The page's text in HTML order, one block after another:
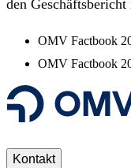
den
OMV Factbook
OMV Factbook
Kontakt